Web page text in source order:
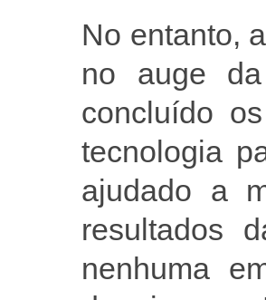
No entanto,
no auge
concluído
tecnologia
ajudado a
resultados
nenhuma